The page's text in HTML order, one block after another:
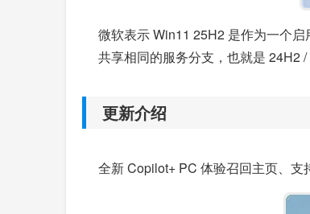
微软表示 Win11 25H2 是作为一个
共享相同的服务分支，也就是 24H2 /
更新介绍
全新 Copilot+ PC 体验召回主页、支